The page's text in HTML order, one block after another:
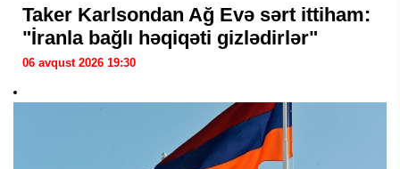
Taker Karlsondan Ağ Evə sərt ittiham:
"İranla bağlı həqiqəti gizlədirlər"
06 avqust 2026 19:30